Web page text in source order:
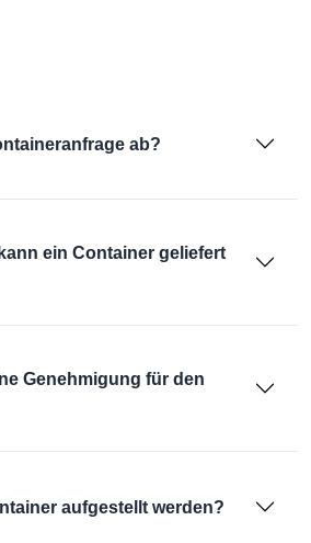
ab?
ein Container geliefert
Genehmigung für den
aufgestellt werden?